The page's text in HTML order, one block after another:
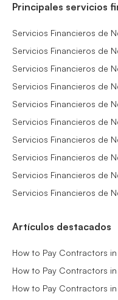
Principales servicios
Servicios Financieros de
Servicios Financieros de
Servicios Financieros de
Servicios Financieros de
Servicios Financieros de
Servicios Financieros de
Servicios Financieros de
Servicios Financieros de
Servicios Financieros de
Servicios Financieros de
Artículos destacados
How to Pay Contractors
How to Pay Contractors
How to Pay Contractors